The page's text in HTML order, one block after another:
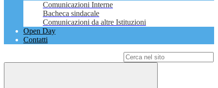
Comunicazioni Interne
Bacheca sindacale
Comunicazioni da altre Istituzioni
Open Day
Contatti